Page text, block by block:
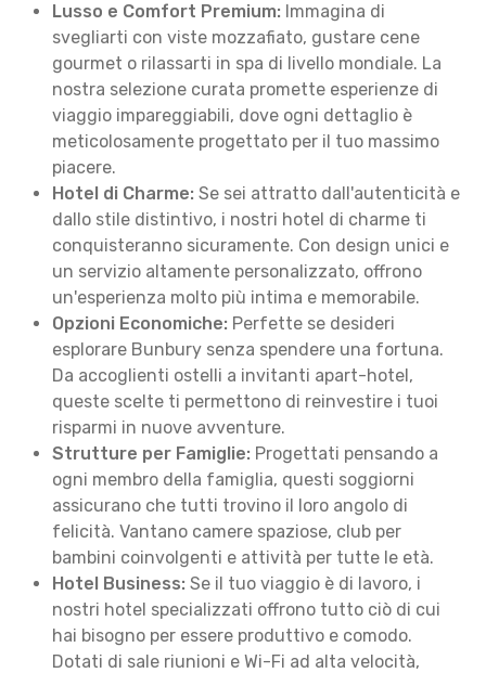
Lusso e Comfort Premium: Immagina di
svegliarti con viste mozzafiato, gustare cene
gourmet o rilassarti in spa di livello mondiale. La
nostra selezione curata promette esperienze di
viaggio impareggiabili, dove ogni dettaglio è
meticolosamente progettato per il tuo massimo
piacere.
Hotel di Charme: Se sei attratto dall'autenticità e
dallo stile distintivo, i nostri hotel di charme ti
conquisteranno sicuramente. Con design unici e
un servizio altamente personalizzato, offrono
un'esperienza molto più intima e memorabile.
Opzioni Economiche: Perfette se desideri
esplorare Bunbury senza spendere una fortuna.
Da accoglienti ostelli a invitanti apart-hotel,
queste scelte ti permettono di reinvestire i tuoi
risparmi in nuove avventure.
Strutture per Famiglie: Progettati pensando a
ogni membro della famiglia, questi soggiorni
assicurano che tutti trovino il loro angolo di
felicità. Vantano camere spaziose, club per
bambini coinvolgenti e attività per tutte le età.
Hotel Business: Se il tuo viaggio è di lavoro, i
nostri hotel specializzati offrono tutto ciò di cui
hai bisogno per essere produttivo e comodo.
Dotati di sale riunioni e Wi-Fi ad alta velocità,